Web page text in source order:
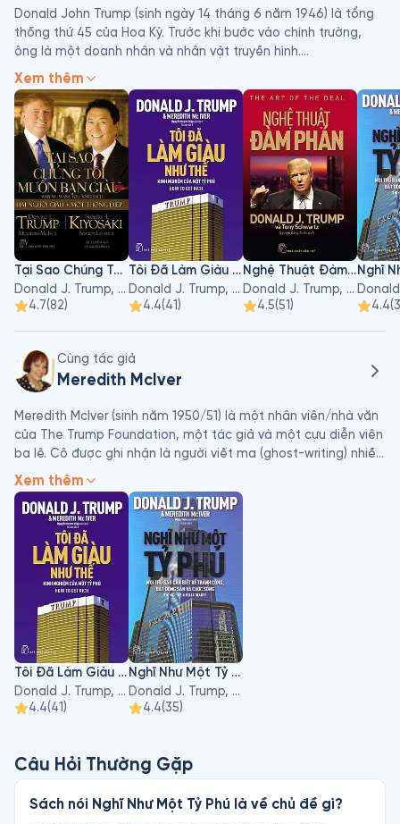
Donald John Trump (sinh ngày 14 tháng 6 năm 1946) là tổng
thống thứ 45 của Hoa Kỳ. Trước khi bước vào chính trường,
ông là một doanh nhân và nhân vật truyền hình.
Trump sinh ra và lớn lên ở Queens, một quận của Thành phố
New York, và nhận bằng cử nhân kinh tế của Trường Wharton.
Ông phụ trách công việc kinh doanh bất động sản của gia
đình vào năm 1971, đổi tên thành Tổ chức Trump, và mở rộng
hoạt động từ Queens và Brooklyn sang Manhattan. Công ty
xây dựng hoặc cải tạo các tòa nhà chọc trời, khách sạn,
sòng bạc và sân golf. Trump sau đó bắt đầu nhiều dự án phụ
khác nhau, chủ yếu bằng cách cấp phép thương hiệu của
mình. Ông đã mua thương hiệu Hoa hậu Hoàn vũ của cuộc thi
sắc đẹp vào năm 1996, và bán nó vào năm 2015. Trump và
các doanh nghiệp của ông đã tham gia vào hơn 4.000 vụ
kiện liên bang và tiểu bang, bao gồm sáu vụ phá sản. Ông
sản xuất và dẫn chương trình The Apprentice, một loạt phim
truyền hình thực tế, từ năm 2003 đến năm 2015. Tính đến
năm 2020, Forbes ước tính giá trị tài sản ròng của ông là 2,1
tỷ USD.
Xem thêm
Tại Sao Chúng Tôi Muốn Bạn Giàu
Donald J. Trump, Robert T. Kiyosaki
4.7(82)
Tôi Đã Làm Giàu Như Thế
Donald J. Trump, Meredith McIver
4.4(41)
Nghệ Thuật Đàm Phán
Donald J. Trump, Tony Schwartz
4.5(51) 4.4(
Cùng tác giả
Meredith McIver
Meredith McIver (sinh năm 1950/51) là một nhân viên/nhà văn
của The Trump Foundation, một tác giả và một cựu diễn viên
ba lê. Cô được ghi nhận là người viết ma (ghost-writing) nhiều
cuốn sách của Donald Trump và được mô tả vào năm 2007
như một "trợ lý" cho ông.
Xem thêm
Tôi Đã Làm Giàu Như Thế
Donald J. Trump, Meredith McIver
4.4(41)
Nghĩ Như Một Tỷ Phú
Donald J. Trump, Meredith McIver
4.4(35)
Câu Hỏi Thường Gặp
Sách nói Nghĩ Như Một Tỷ Phú là về chủ đề gì?